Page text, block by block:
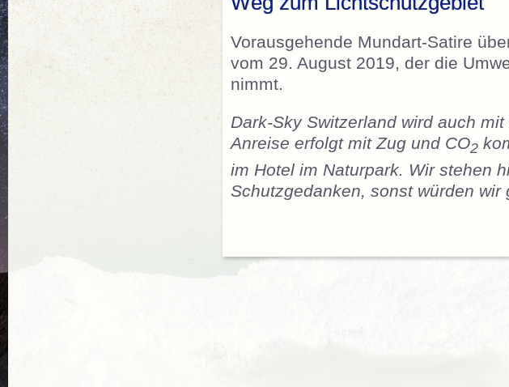
Vorausgehende Mundart-Satire
vom 29. August 2019, der die
nimmt.
Dark-Sky Switzerland wird auch
Anreise erfolgt mit Zug und CO2
im Hotel im Naturpark. Wir stehen
Schutzgedanken, sonst würden wir